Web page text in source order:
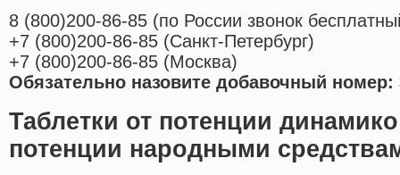
8 (800)200-86-85 (по России звонок
+7 (800)200-86-85 (Санкт-Петербург)
+7 (800)200-86-85 (Москва)
Обязательно назовите добавочный номер:
Таблетки от потенции
потенции народными